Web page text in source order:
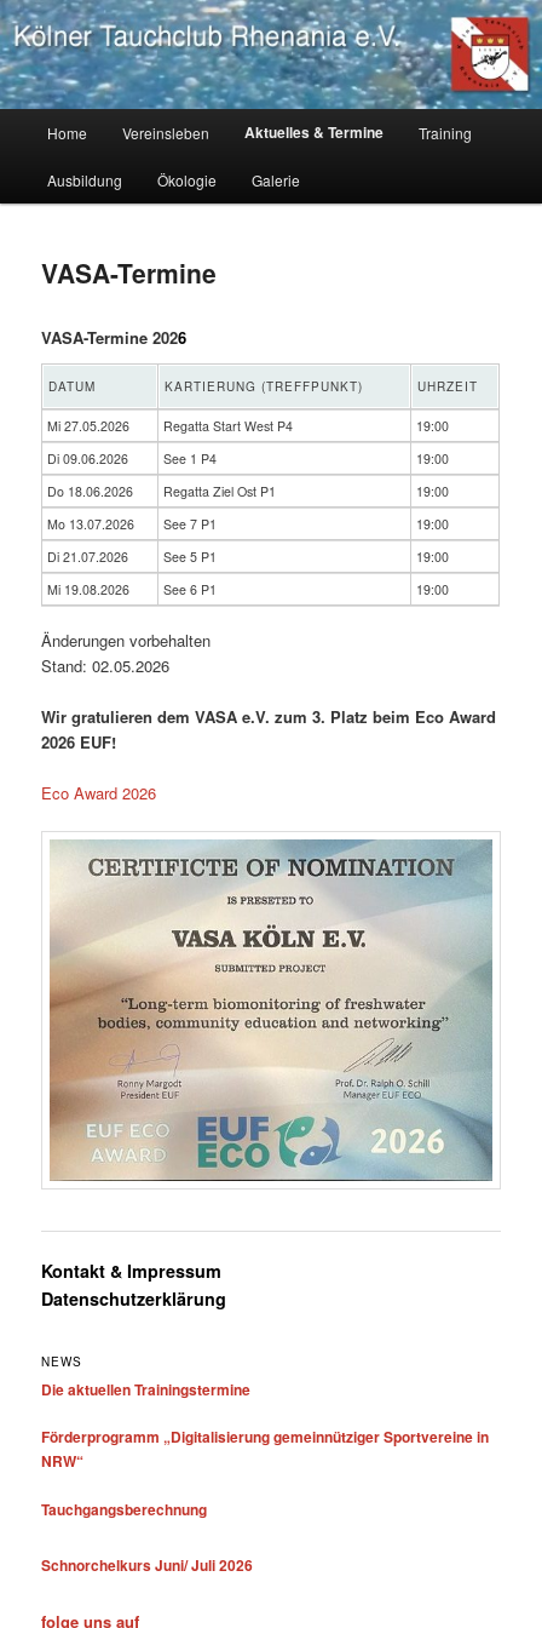
Zum
primären
Inhalt
springenKölner Tauchclub Rhenania
Tauchverein Köln, Tauchausbildung Köln, tauchen lernen Köln
Home Vereinsleben Aktuelles & Termine Training
Ausbildung Ökologie Galerie
VASA-Termine
VASA-Termine 2026
DATUM KARTIERUNG (TREFFPUNKT) UHRZEIT
Mi 27.05.2026 Regatta Start West P4
19:00
Di 09.06.2026
See 1 P4
19:00
Do 18.06.2026
Regatta Ziel Ost P1
19:00
Mo 13.07.2026
See 7 P1
19:00
Di 21.07.2026
See 5 P1
19:00
Mi 19.08.2026
See 6 P1 19:00
Änderungen vorbehalten
Stand: 02.05.2026
Wir gratulieren dem VASA e.V. zum 3. Platz beim Eco Award
2026 EUF!
Eco Award 2026
Kontakt & Impressum
Datenschutzerklärung
NEWS
Die aktuellen Trainingstermine
Förderprogramm „Digitalisierung gemeinnütziger Sportvereine in
NRW“
Tauchgangsberechnung
Schnorchelkurs Juni/ Juli 2026
folge uns auf